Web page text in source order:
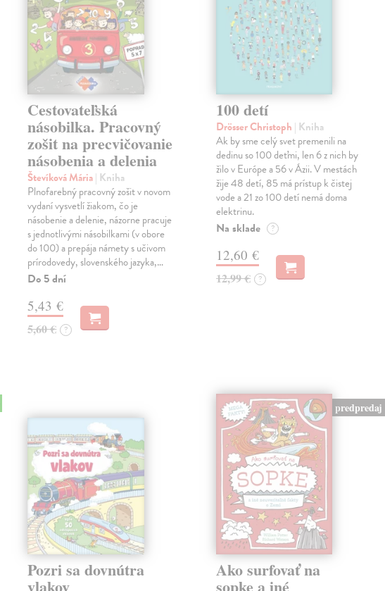
Cestovateľská
násobilka. Pracovný
zošit na precvičovanie
násobenia a delenia
Števíková Mária| Kniha
Plnofarebný pracovný zošit v novom
vydaní vysvetlí žiakom, čo je
násobenie a delenie, názorne pracuje
s jednotlivými násobilkami (v obore
do 100) a prepája námety s učivom
prírodovedy, slovenského jazyka,…
Do 5 dní
5,43 €
5,60 € ?
100 detí
Drösser Christoph | Kniha
Ak by sme celý svet premenili na
dedinu so 100 deťmi, len 6 z nich by
žilo v Európe a 56 v Ázii. V mestách
žije 48 detí, 85 má prístup k čistej
vode a 21 zo 100 detí nemá doma
elektrinu.
Na sklade ?
12,60 €
12,99 € ?
Pozri sa dovnútra
predpredaj
Ako surfovať na